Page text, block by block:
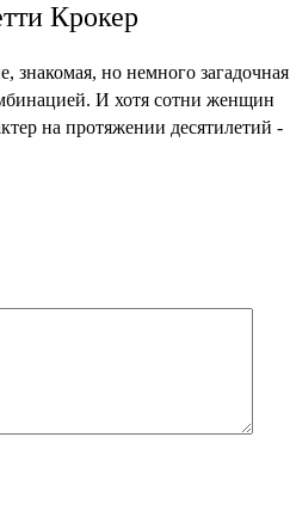
Крокер
но немного загадочная
И хотя сотни женщин
на протяжении десятилетий -